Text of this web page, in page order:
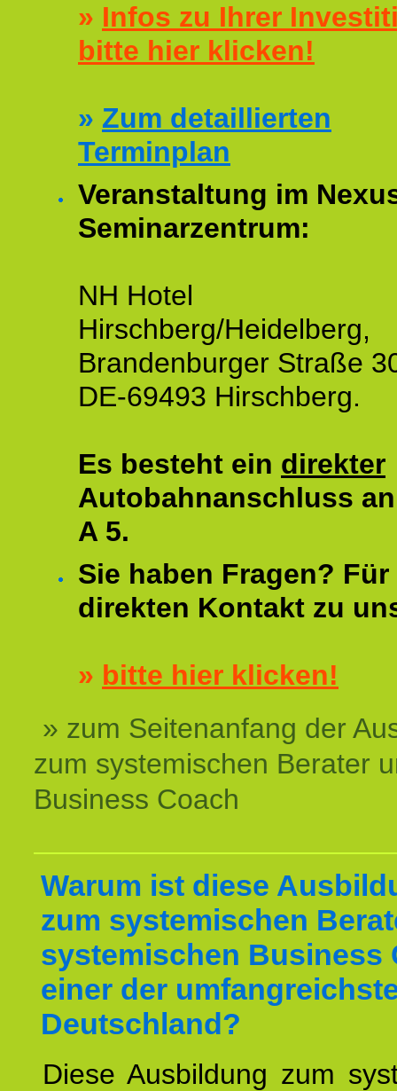
» Infos zu Ihrer
bitte hier klicken!
» Zum detaillierten
Terminplan
Veranstaltung im
Seminarzentrum:
NH Hotel
Hirschberg/Heidelberg,
Brandenburger Straße
DE-69493 Hirschberg.
Es besteht ein direkter
Autobahnanschluss
A 5.
Sie haben Fragen?
direkten Kontakt zu
» bitte hier klicken!
» zum Seitenanfang der
zum systemischen Berater
Business Coach
Warum ist diese
zum systemischen
systemischen Business
einer der
Deutschland?
Diese Ausbildung zum